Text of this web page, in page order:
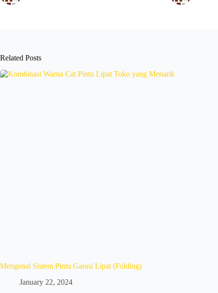
Related Posts
Mengenal Sistem Pintu Garasi Lipat (Folding)
January 22, 2024